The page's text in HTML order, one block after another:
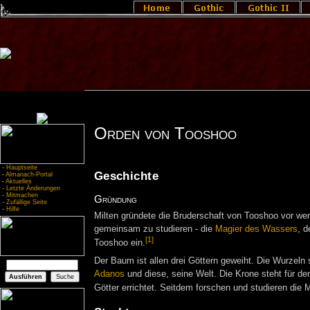
- Hauptseite
- Almanach-Portal
- Aktuelles
- Letzte Änderungen
- Mitmachen
- Zufällige Seite
- Hilfe
Orden von Tooshoo
Geschichte
Gründung
Milten gründete die Bruderschaft von Tooshoo vor
gemeinsam zu studieren - die Magier des Wassers,
Tooshoo ein.[1]
Der Baum ist allen drei Göttern geweiht. Die
Adanos und diese, seine Welt. Die Krone steht für
Götter errichtet. Seitdem forschen und studieren die